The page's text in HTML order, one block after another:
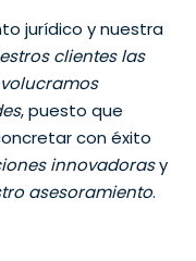
jurídico y nuestra
clientes las
, puesto que
con éxito
innovadorasy
asesoramiento.